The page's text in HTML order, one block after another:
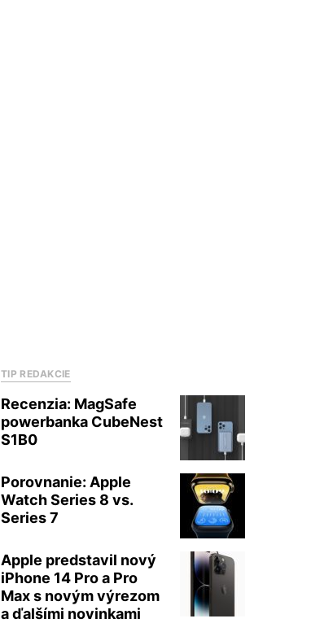
TIP REDAKCIE
Recenzia: MagSafe
powerbanka CubeNest
S1B0
Porovnanie: Apple
Watch Series 8 vs.
Series 7
Apple predstavil nový
iPhone 14 Pro a Pro
Max s novým výrezom
a ďalšími novinkami